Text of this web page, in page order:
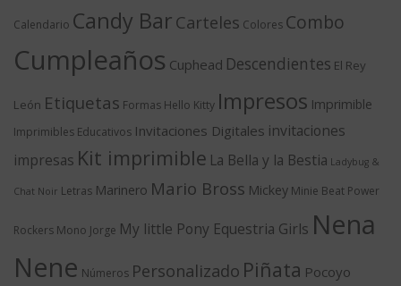
Calendario Candy Bar Carteles Colores Combo
Cumpleaños Cuphead Descendientes El Rey
León Etiquetas Formas Hello Kitty Impresos Imprimible
Imprimibles Educativos Invitaciones Digitales invitaciones
impresas Kit imprimible La Bella y la Bestia Ladybug &
Chat Noir Letras Marinero Mario Bross Mickey Minie Beat Power
Rockers Mono Jorge My little Pony Equestria Girls Nena
Nene Números Personalizado Piñata Pocoyo